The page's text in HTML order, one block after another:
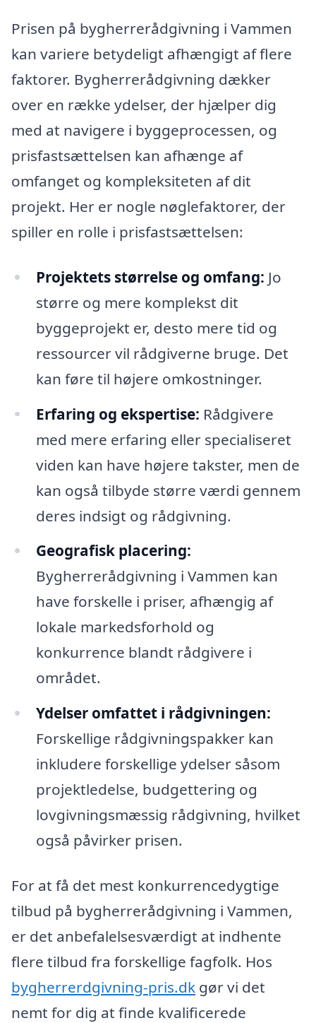
Prisen på bygherrerådgivning i Vammen
kan variere betydeligt afhængigt af flere
faktorer. Bygherrerådgivning dækker
over en række ydelser, der hjælper dig
med at navigere i byggeprocessen, og
prisfastsættelsen kan afhænge af
omfanget og kompleksiteten af dit
projekt. Her er nogle nøglefaktorer, der
spiller en rolle i prisfastsættelsen:
Projektets størrelse og omfang: Jo
større og mere komplekst dit
byggeprojekt er, desto mere tid og
ressourcer vil rådgiverne bruge. Det
kan føre til højere omkostninger.
Erfaring og ekspertise: Rådgivere
med mere erfaring eller specialiseret
viden kan have højere takster, men de
kan også tilbyde større værdi gennem
deres indsigt og rådgivning.
Geografisk placering:
Bygherrerådgivning i Vammen kan
have forskelle i priser, afhængig af
lokale markedsforhold og
konkurrence blandt rådgivere i
området.
Ydelser omfattet i rådgivningen:
Forskellige rådgivningspakker kan
inkludere forskellige ydelser såsom
projektledelse, budgettering og
lovgivningsmæssig rådgivning, hvilket
også påvirker prisen.
For at få det mest konkurrencedygtige
tilbud på bygherrerådgivning i Vammen,
er det anbefalelsesværdigt at indhente
flere tilbud fra forskellige fagfolk. Hos
bygherrerdgivning-pris.dk gør vi det
nemt for dig at finde kvalificerede